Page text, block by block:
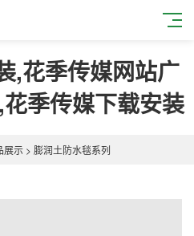
,花季传媒网站广
季传媒下载安装
展示 > 膨润土防水毯系列